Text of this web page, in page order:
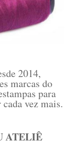
2014,
marcas do
para
vez mais.
ATELIÊ